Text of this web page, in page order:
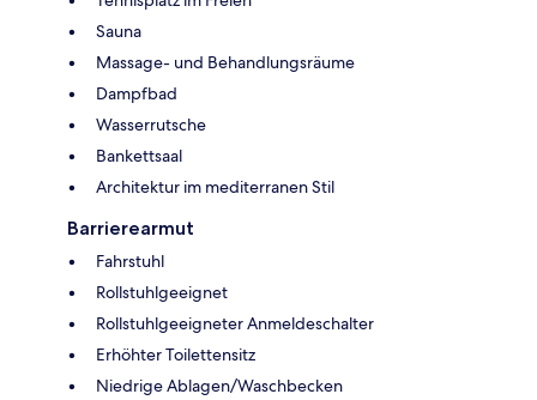
Sauna
Massage- und Behandlungsräume
Dampfbad
Wasserrutsche
Bankettsaal
Architektur im mediterranen Stil
Barrierearmut
Fahrstuhl
Rollstuhlgeeignet
Rollstuhlgeeigneter Anmeldeschalter
Erhöhter Toilettensitz
Niedrige Ablagen/Waschbecken